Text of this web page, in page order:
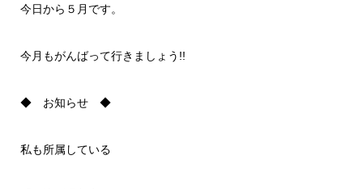
今日から５月です。
今月もがんばって行きましょう!!
◆ お知らせ ◆
私も所属している